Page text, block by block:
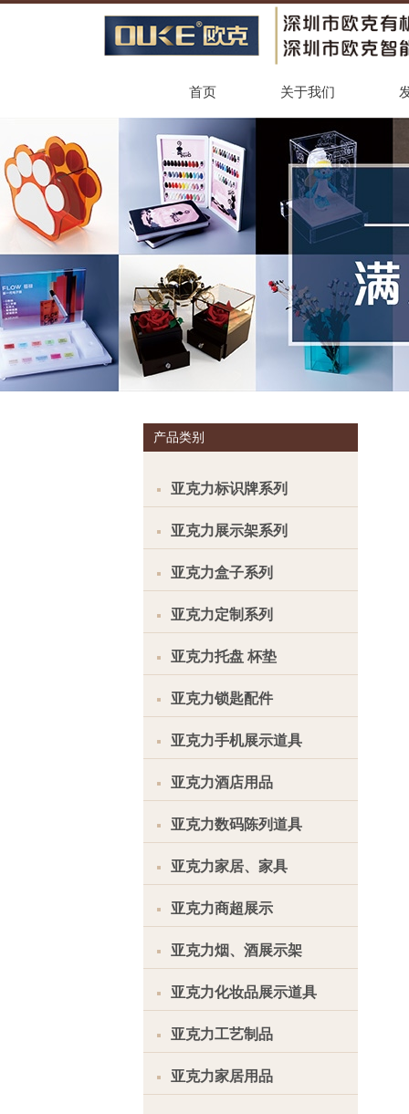
首页 关于我们
产品类别
亚克力标识牌系列
亚克力展示架系列
亚克力盒子系列
亚克力定制系列
亚克力托盘 杯垫
亚克力锁匙配件
亚克力手机展示道具
亚克力酒店用品
亚克力数码陈列道具
亚克力家居、家具
亚克力商超展示
亚克力烟、酒展示架
亚克力化妆品展示道具
亚克力工艺制品
亚克力家居用品